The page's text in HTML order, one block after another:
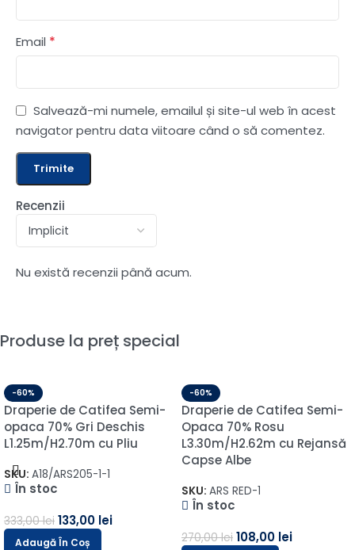
Recenzii
Nu există recenzii până acum.
Email *
Salvează-mi numele, emailul și site-ul web în acest
navigator pentru data viitoare când o să comentez.
Produse la preț special
-60%
Draperie de Catifea Semi-
opaca 70% Gri Deschis
L1.25m/H2.70m cu Pliu
SKU: A18/ARS205-1-1
În stoc
333,00lei 133,00 lei
Adaugă În Coș
-60%
Draperie de Catifea Semi-
Opaca 70% Rosu
L3.30m/H2.62m cu Rejansă
Capse Albe
SKU: ARS RED-1
În stoc
270,00lei 108,00 lei